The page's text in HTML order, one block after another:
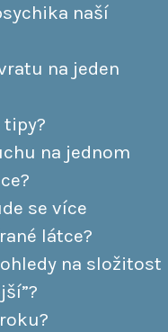
naší
na jeden
tipy?
na jednom
se více
látce?
na složitost